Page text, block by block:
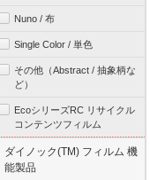
Nuno / 布
Single Color / 単色
その他（Abstract / 抽象柄な
ど）
EcoシリーズRC リサイクル
コンテンツフィルム
ダイノック(TM) フィルム 機
能製品